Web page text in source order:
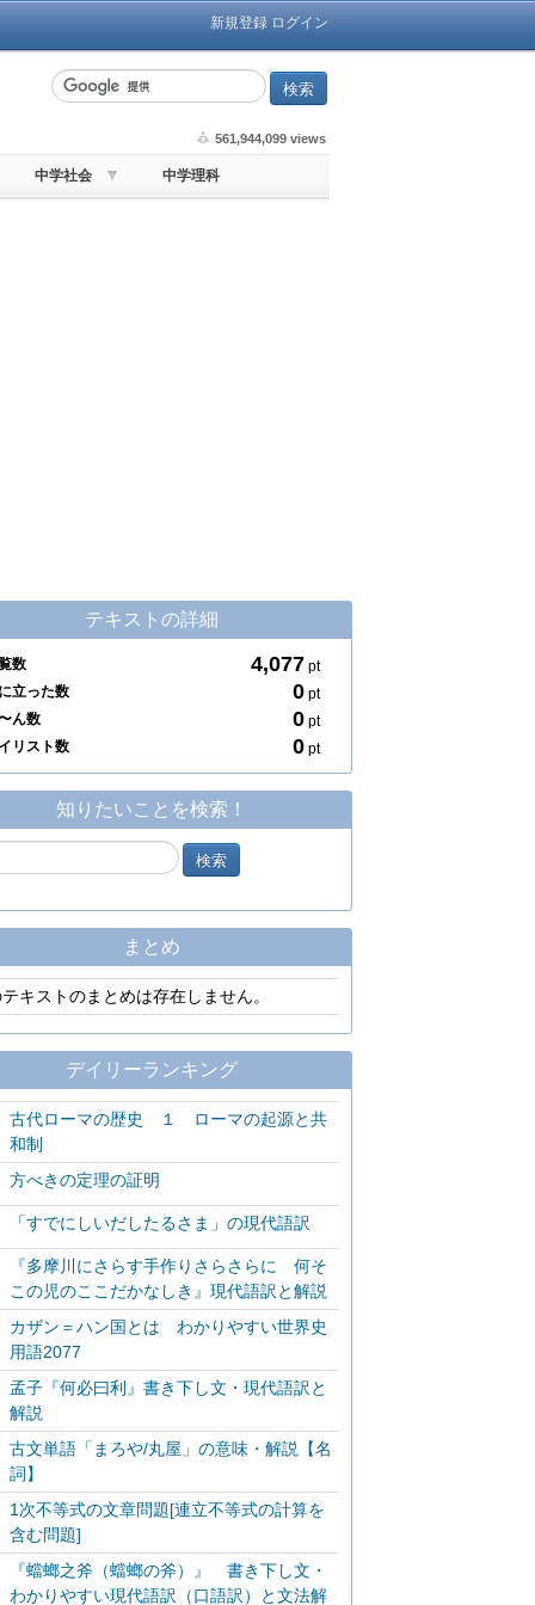
新規登録 ログイン
561,944,099 views
中学社会 中学理科
テキストの詳細
数 4,077 pt
立った数
0 pt
ん数
0 pt
リスト数
0 pt
知りたいことを検索！
まとめ
テキストのまとめは存在しません。
デイリーランキング
古代ローマの歴史 １ ローマの起源と共
和制
方べきの定理の証明
「すでにしいだしたるさま」の現代語訳
『多摩川にさらす手作りさらさらに 何そ
この児のここだかなしき』現代語訳と解説
カザン＝ハン国とは わかりやすい世界史
用語2077
孟子『何必曰利』書き下し文・現代語訳と
解説
古文単語「まろや/丸屋」の意味・解説【名
詞】
1次不等式の文章問題[連立不等式の計算を
含む問題]
『蟷螂之斧（蟷螂の斧）』 書き下し文・
わかりやすい現代語訳（口語訳）と文法解